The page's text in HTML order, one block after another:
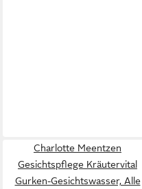
Charlotte Meentzen
Gesichtspflege Kräutervital
Gurken-Gesichtswasser, Alle